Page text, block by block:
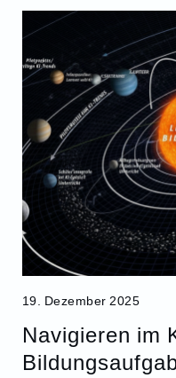
19. Dezember 2025
Navigieren im